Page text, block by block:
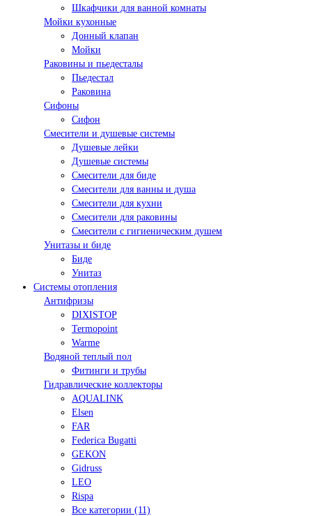
Шкафчики для ванной комнаты
Мойки кухонные
Донный клапан
Мойки
Раковины и пьедесталы
Пьедестал
Раковина
Сифоны
Сифон
Смесители и душевые системы
Душевые лейки
Душевые системы
Смесители для биде
Смесители для ванны и душа
Смесители для кухни
Смесители для раковины
Смесители с гигиеническим душем
Унитазы и биде
Биде
Унитаз
Системы отопления
Антифризы
DIXISTOP
Termopoint
Warme
Водяной теплый пол
Фитинги и трубы
Гидравлические коллекторы
AQUALINK
Elsen
FAR
Federica Bugatti
GEKON
Gidruss
LEO
Rispa
Все категории (11)